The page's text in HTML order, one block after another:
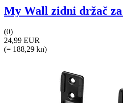
My Wall zidni držač
(0)
24,99 EUR
(= 188,29 kn)